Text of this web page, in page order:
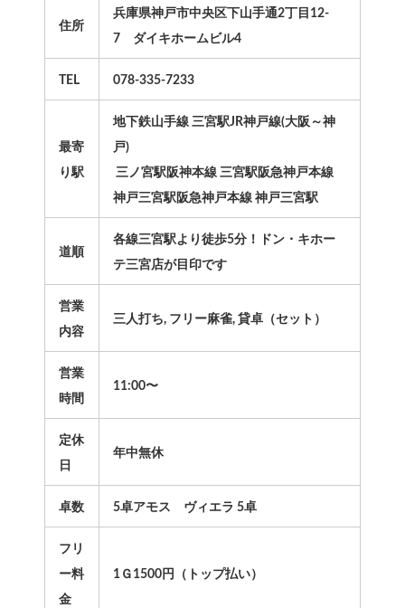
住所
兵庫県神戸市中央区下山手通2丁目12-
7 ダイキホームビル4
TEL 078-335-7233
最寄
り駅
地下鉄山手線 三宮駅JR神戸線(大阪～神
戸)
三ノ宮駅阪神本線 三宮駅阪急神戸本線
神戸三宮駅阪急神戸本線 神戸三宮駅
道順
各線三宮駅より徒歩5分！ドン・キホー
テ三宮店が目印です
営業
内容
三人打ち, フリー麻雀, 貸卓（セット）
営業
時間
11:00〜
定休
日
年中無休
卓数 5卓アモス ヴィエラ 5卓
フリ
ー料
金
1Ｇ1500円（トップ払い）